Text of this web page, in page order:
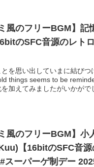
風のフリーBGM】
のSFC音源のレト
を思い出していまに結びつ
things seems to be
加えてみましたがいかがで
風のフリーBGM】小
【16bitのSFC音源
スーパーゲ制デー